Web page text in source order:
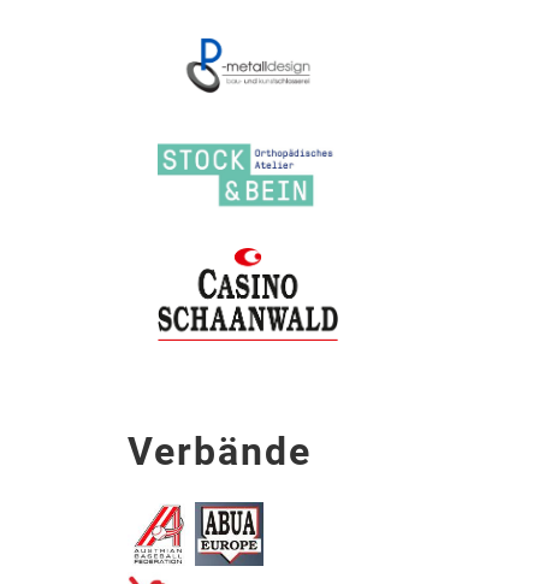
Verbände